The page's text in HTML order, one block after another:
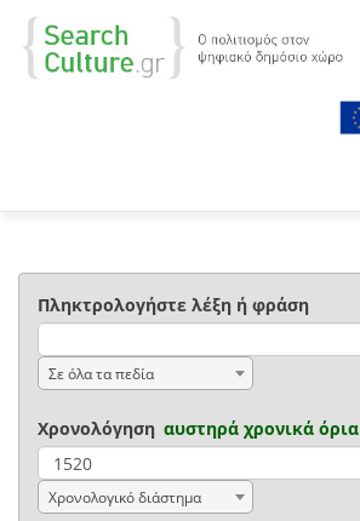
Πληκτρολογήστε λέξη ή φράση
Σε όλα τα πεδία
Χρονολόγηση αυστηρά χρονικά όρια
Χρονολογικό διάστημα